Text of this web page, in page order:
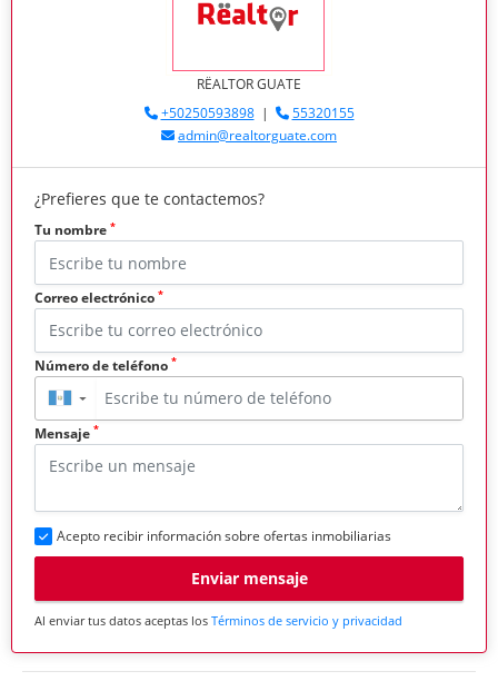
RËALTOR GUATE
+50250593898|
55320155
admin@realtorguate.com
¿Prefieres que te contactemos?
Tu nombre *
Correo electrónico *
Número de teléfono *
▼
Mensaje *
Acepto recibir información sobre ofertas inmobiliarias
Enviar mensaje
Al enviar tus datos aceptas los Términos de servicio y privacidad